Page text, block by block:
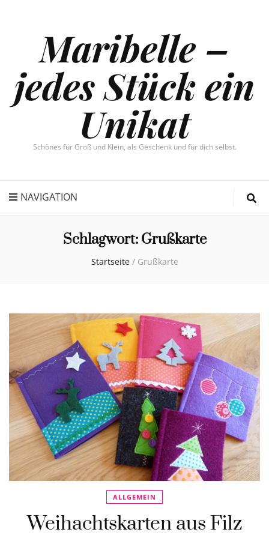
Maribelle –
jedes Stück ein
Unikat
Schönes für Groß und Klein, als Geschenk und für dich selbst.
NAVIGATION
Schlagwort: Grußkarte
Startseite / Grußkarte
ALLGEMEIN
Weihachtskarten aus Filz